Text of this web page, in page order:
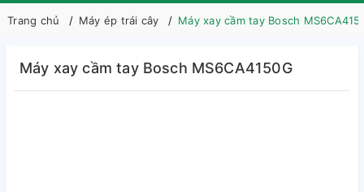
Trang chủ Máy ép trái cây Máy xay cầm tay Bosch
Máy xay cầm tay Bosch MS6CA4150G